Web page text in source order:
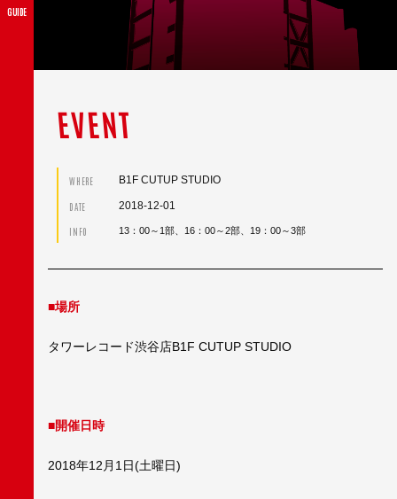
GUIDE
EVENT
WHERE B1F CUTUP STUDIO
DATE 2018-12-01
INFO 13：00～1部、16：00～2部、19：00～3部
■場所
タワーレコード渋谷店B1F CUTUP STUDIO
■開催日時
2018年12月1日(土曜日)